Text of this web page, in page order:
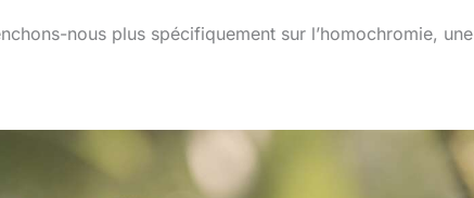
nous plus spécifiquement sur l’homochromie, une